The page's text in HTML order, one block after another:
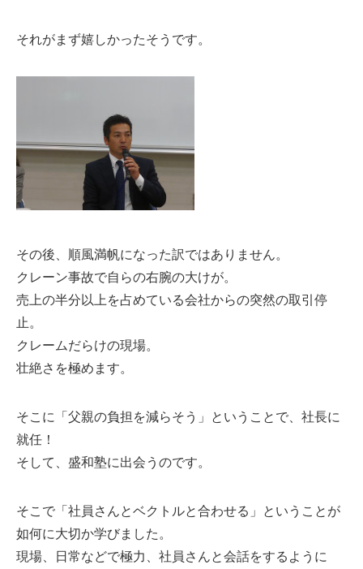
それがまず嬉しかったそうです。
その後、順風満帆になった訳ではありません。
クレーン事故で自らの右腕の大けが。
売上の半分以上を占めている会社からの突然の取引停
止。
クレームだらけの現場。
壮絶さを極めます。
そこに「父親の負担を減らそう」ということで、社長に
就任！
そして、盛和塾に出会うのです。
そこで「社員さんとベクトルと合わせる」ということが
如何に大切か学びました。
現場、日常などで極力、社員さんと会話をするように